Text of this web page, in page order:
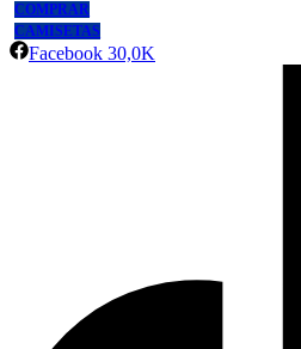
COMPRAR
CAMISETAS
Facebook 30,0K